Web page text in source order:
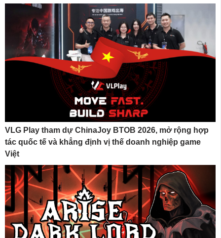
VLG Play tham dự ChinaJoy BTOB 2026, mở rộng hợp
tác quốc tế và khẳng định vị thế doanh nghiệp game
Việt